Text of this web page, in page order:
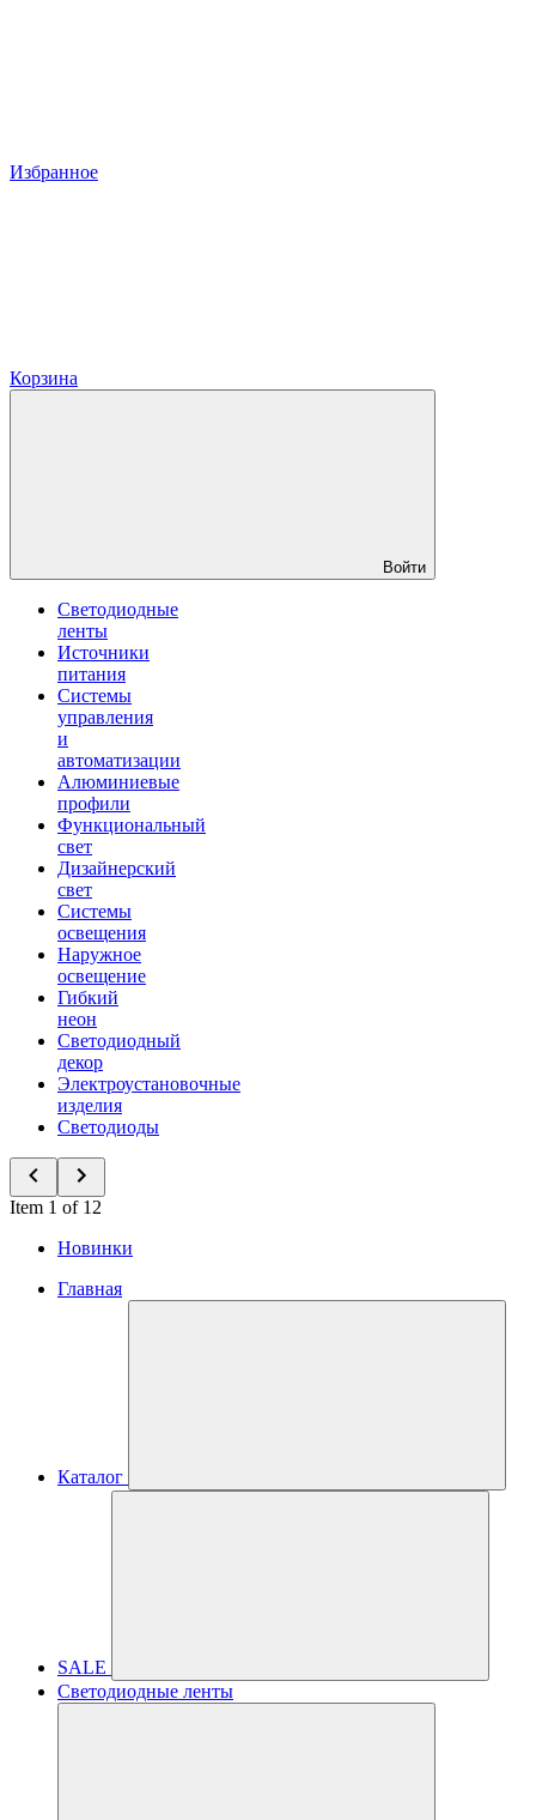
Избранное
Корзина
Войти
Светодиодные
ленты
Источники
питания
Системы
управления
и
автоматизации
Алюминиевые
профили
Функциональный
свет
Дизайнерский
свет
Системы
освещения
Наружное
освещение
Гибкий
неон
Светодиодный
декор
Электроустановочные
изделия
Светодиоды
Item 1 of 12
Новинки
Главная
Каталог
SALE
Светодиодные ленты